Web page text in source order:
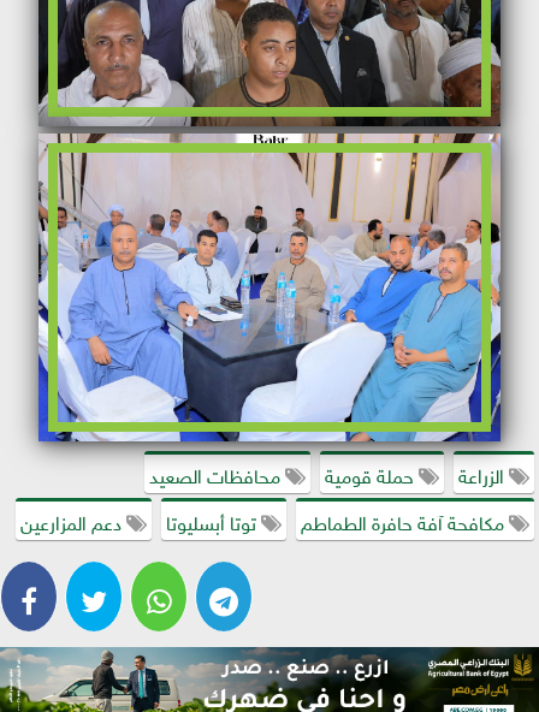
الزراعة حملة قومية
محافظات الصعيد
مكافحة آفة حافرة الطماطم
توتا أبسليوتا دعم المزارعين